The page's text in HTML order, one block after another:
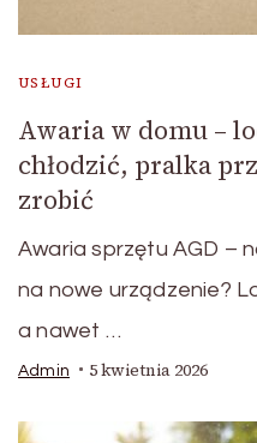
USŁUGI
Awaria w domu –
chłodzić, pralka
zrobić
Awaria sprzętu AGD –
na nowe urządzenie?
a nawet …
Admin 5 kwietnia 2026